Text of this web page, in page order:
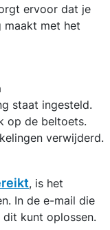
ervoor dat je
maakt met het
staat ingesteld.
op de beltoets.
verwijderd.
, is het
In de e-mail die
kunt oplossen.